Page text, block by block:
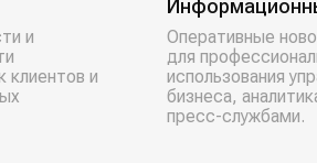
и
клиентов и
Оперативные
для
использования
бизнеса,
пресс-службами.